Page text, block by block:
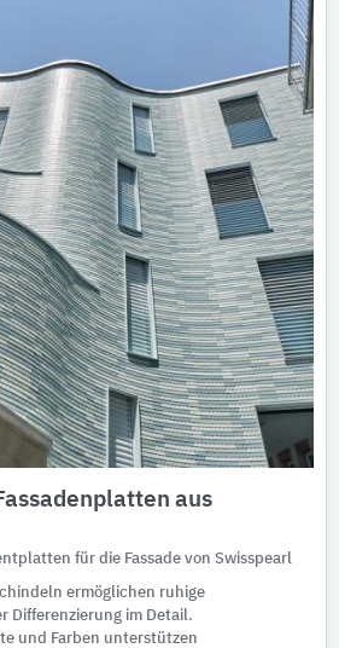
aus
für die Fassade von Swisspearl
ermöglichen ruhige
Differenzierung im Detail.
und Farben unterstützen